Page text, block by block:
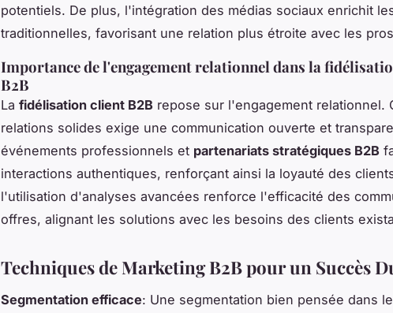
potentiels. De plus, l'intégration des médias sociaux enrichit
traditionnelles, favorisant une relation plus étroite avec les
Importance de l'engagement relationnel dans la
B2B
La fidélisation client B2B repose sur l'engagement relationnel.
relations solides exige une communication ouverte et
événements professionnels et partenariats stratégiques B2B
interactions authentiques, renforçant ainsi la loyauté des
l'utilisation d'analyses avancées renforce l'efficacité des
offres, alignant les solutions avec les besoins des clients
Techniques de Marketing B2B pour un Succès
Segmentation efficace: Une segmentation bien pensée dans